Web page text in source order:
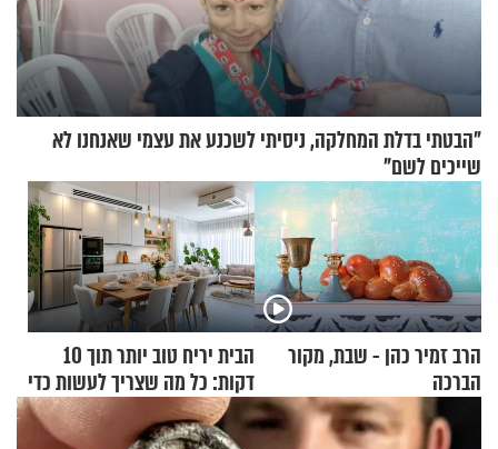
"הבטתי בדלת המחלקה, ניסיתי לשכנע את עצמי שאנחנו לא
שייכים לשם"
הרב זמיר כהן - שבת, מקור
הברכה
הבית יריח טוב יותר תוך 10
דקות: כל מה שצריך לעשות כדי
לרענן את הבית